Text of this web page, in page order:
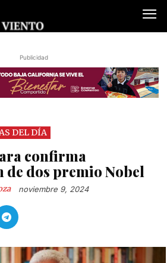
Publicidad
DEL DÍA
confirma
dos premio Nobel
noviembre 9, 2024